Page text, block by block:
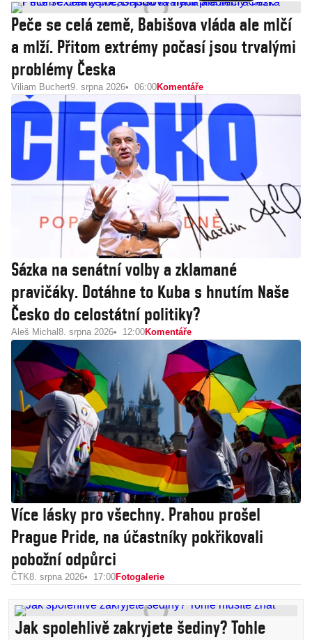
Peče se celá země, Babišova vláda ale mlčí
a mlží. Přitom extrémy počasí jsou trvalými
problémy Česka
Viliam Buchert9. srpna 2026 06:00Komentáře
Sázka na senátní volby a zklamané
pravičáky. Dotáhne to Kuba s hnutím Naše
Česko do celostátní politiky?
Aleš Michal 8. srpna 2026 12:00Komentáře
Více lásky pro všechny. Prahou prošel
Prague Pride, na účastníky pokřikovali
pobožní odpůrci
ČTK8. srpna 2026 17:00Fotogalerie
Jak spolehlivě zakryjete šediny? Tohle